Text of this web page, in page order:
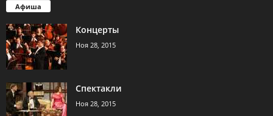
Афиша
Концерты
Ноя 28, 2015
Спектакли
Ноя 28, 2015